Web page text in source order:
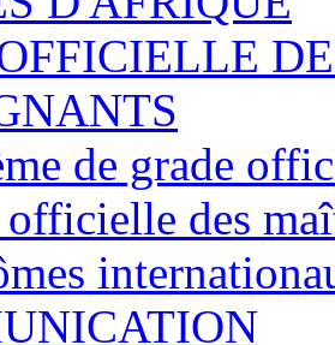
de grade
des